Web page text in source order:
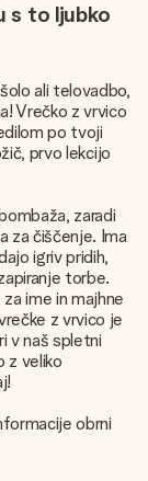
s to ljubko
ali telovadbo,
Vrečko z vrvico
po tvoji
prvo lekcijo
zaradi
za čiščenje. Ima
igriv pridih,
torbe.
ime in majhne
z vrvico je
v naš spletni
z veliko
obrni